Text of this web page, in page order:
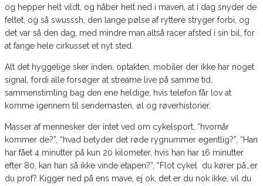
og hepper helt vildt, og håber helt ned i maven, at i dag snyder de
feltet, og så swusssh, den lange pølse af ryttere stryger forbi, og
det var så den dag, med mindre man altså racer afsted i sin bil, for
at fange hele cirkusset et nyt sted.
Alt det hyggelige sker inden, optakten, mobiler der ikke har noget
signal, fordi alle forsøger at streame live på samme tid,
sammenstimling bag den ene heldige, hvis telefon får lov at
komme igennem til sendemasten, øl og røverhistorier.
Masser af mennesker der intet ved om cykelsport, “hvornår
kommer de?”, “hvad betyder det røde rygnummer egentlig?”, “Han
har fået 4 minutter på kun 20 kilometer, hvis han har 16 minutter
efter 80, kan han så ikke vinde etapen?”, “Flot cykel du kører på…er
du prof? Kigger ned på ens mave, ej ok, det er du nok ikke, vil du